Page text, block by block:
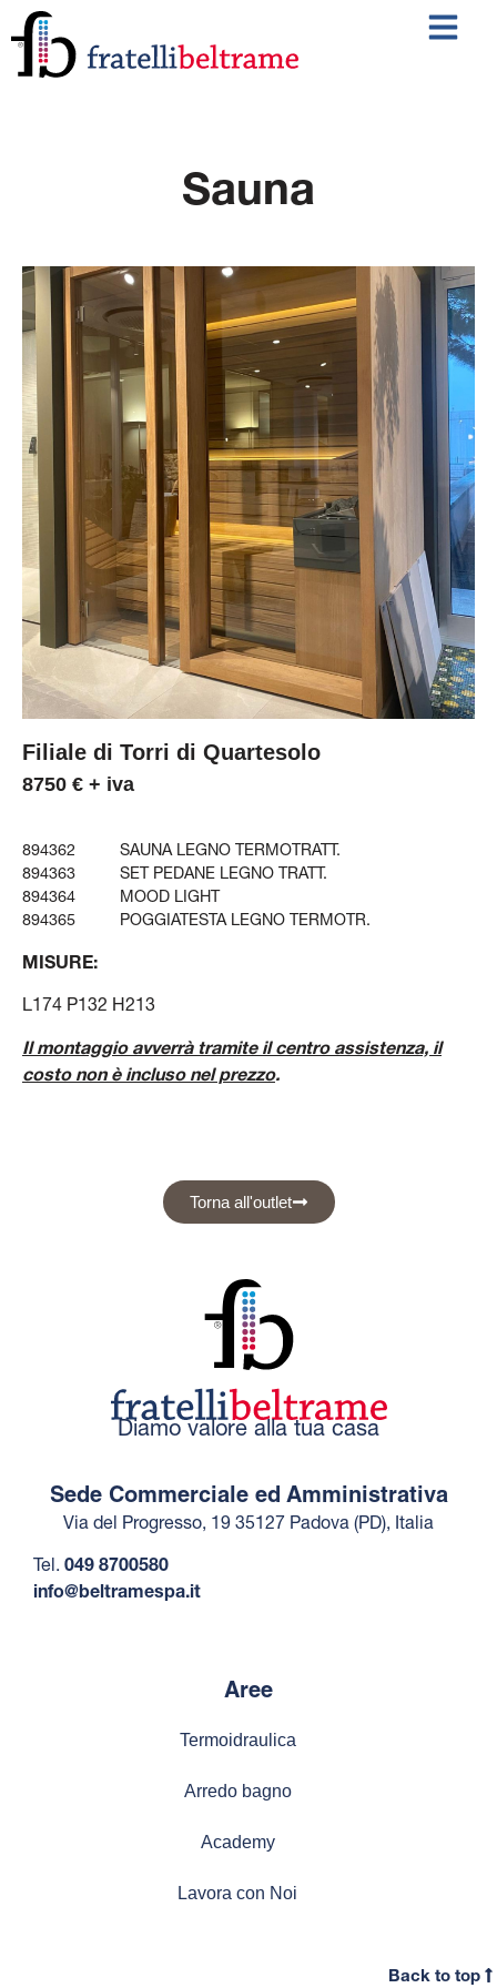
Sauna
Filiale di Torri di Quartesolo
8750 € + iva
894362
SAUNA LEGNO TERMOTRATT.
894363
SET PEDANE LEGNO TRATT.
894364
MOOD LIGHT
894365
POGGIATESTA LEGNO TERMOTR.
MISURE:
L174 P132 H213
Il montaggio avverrà tramite il centro assistenza, il
costo non è incluso nel prezzo.
Torna all'outlet
Diamo valore alla tua casa
Sede Commerciale ed Amministrativa
Via del Progresso, 19 35127 Padova (PD), Italia
Tel. 049 8700580
info@beltramespa.it
Aree
Termoidraulica
Arredo bagno
Academy
Lavora con Noi
Back to top